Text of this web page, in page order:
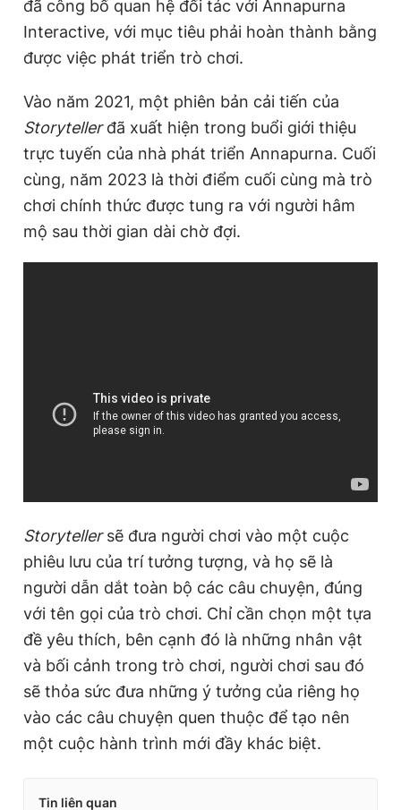
đã công bố quan hệ đối tác với Annapurna
Interactive, với mục tiêu phải hoàn thành bằng
được việc phát triển trò chơi.
Vào năm 2021, một phiên bản cải tiến của
Storytellerđã xuất hiện trong buổi giới thiệu
trực tuyến của nhà phát triển Annapurna. Cuối
cùng, năm 2023 là thời điểm cuối cùng mà trò
chơi chính thức được tung ra với người hâm
mộ sau thời gian dài chờ đợi.
Storytellersẽ đưa người chơi vào một cuộc
phiêu lưu của trí tưởng tượng, và họ sẽ là
người dẫn dắt toàn bộ các câu chuyện, đúng
với tên gọi của trò chơi. Chỉ cần chọn một tựa
đề yêu thích, bên cạnh đó là những nhân vật
và bối cảnh trong trò chơi, người chơi sau đó
sẽ thỏa sức đưa những ý tưởng của riêng họ
vào các câu chuyện quen thuộc để tạo nên
một cuộc hành trình mới đầy khác biệt.
Tin liên quan